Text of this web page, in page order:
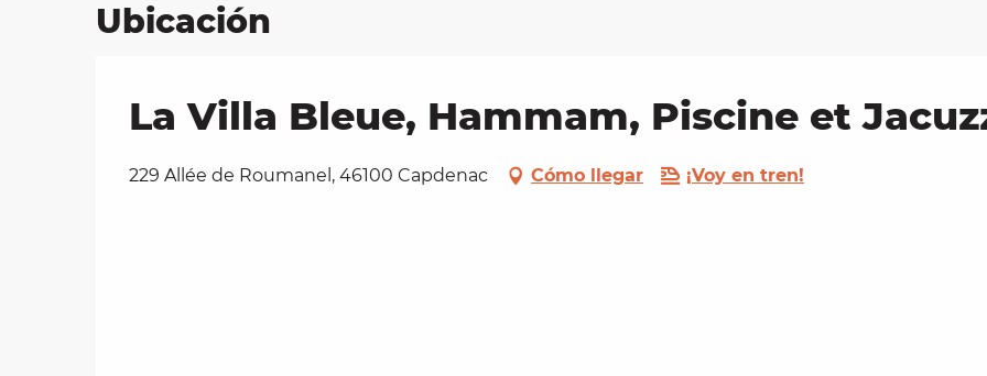
Ubicación
La Villa Bleue, Hammam, Piscine et
229 Allée de Roumanel, 46100 Capdenac Cómo llegar ¡Voy en tren!